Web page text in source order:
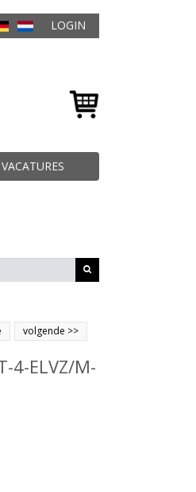
LOGIN
VACATURES
volgende >>
4-ELVZ/M-